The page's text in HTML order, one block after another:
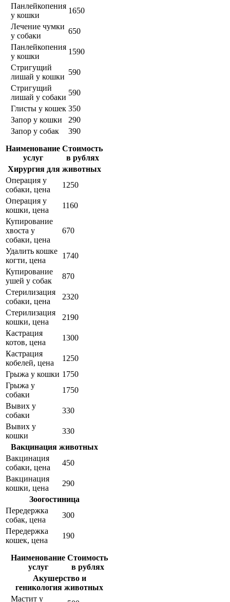
Панлейкопения
у кошки
1650
Лечение чумки
у собаки
650
Панлейкопения
у кошки
1590
Стригущий
лишай у кошки
590
Стригущий
лишай у собаки
590
Глисты у кошек 350
Запор у кошки
290
Запор у собак
390
Наименование
услуг
Стоимость
в рублях
Хирургия для животных
Операция у
собаки, цена
1250
Операция у
кошки, цена
1160
Купирование
хвоста у
собаки, цена
670
Удалить кошке
когти, цена
1740
Купирование
ушей у собак
870
Стерилизация
собаки, цена
2320
Стерилизация
кошки, цена
2190
Кастрация
котов, цена
1300
Кастрация
кобелей, цена
1250
Грыжа у кошки 1750
Грыжа у
собаки
1750
Вывих у
собаки
330
Вывих у
кошки
330
Вакцинация животных
Вакцинация
собаки, цена
450
Вакцинация
кошки, цена
290
Зоогостиница
Передержка
собак, цена
300
Передержка
кошек, цена
190
Наименование
услуг
Стоимость
в рублях
Акушерство и
геникология животных
Мастит у